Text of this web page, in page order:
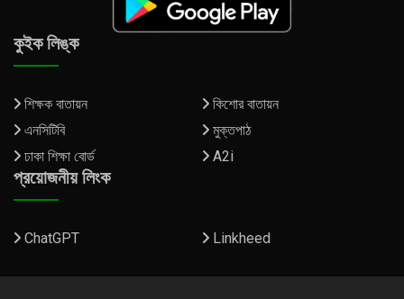
কুইক লিঙ্ক
শিক্ষক বাতায়ন
কিশোর বাতায়ন
এনসিটিবি
মুক্তপাঠ
ঢাকা শিক্ষা বোর্ড
A2i
প্রয়োজনীয় লিংক
ChatGPT Linkheed